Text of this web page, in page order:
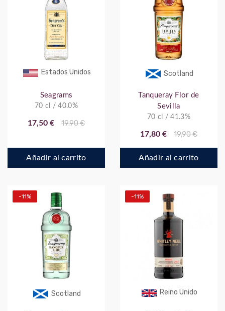
Estados Unidos
Seagrams
70 cl / 40.0%
17,50 € 19,90 €
Añadir al carrito
Scotland
Tanqueray Flor de
Sevilla
70 cl / 41.3%
17,80 € 19,90 €
Añadir al carrito
Scotland
-11%
Reino Unido
-11%